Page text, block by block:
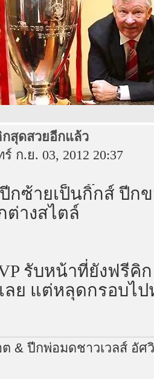
กสุดสวยอีกแล้ว
ก.ย. 03, 2012 20:37
ซ้ายเป็นกิ๊กส์ ปีก
ต่างสไตล์
รับหน้าที่ยังฟรีคิ
ลย แต่หลุดกรอบไ
& ปีกพ่อมดชาวเวลส์ อัศ